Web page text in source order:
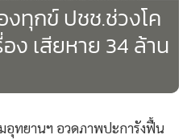
งทุกข์ ปชช.ช่วงโค
ง เสียหาย 34 ล้าน
อุทยานฯ อวดภาพปะการังฟื้น